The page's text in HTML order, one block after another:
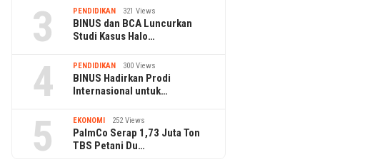
3 PENDIDIKAN 321 Views
BINUS dan BCA Luncurkan
Studi Kasus Halo…
4 PENDIDIKAN 300 Views
BINUS Hadirkan Prodi
Internasional untuk…
5 EKONOMI 252 Views
PalmCo Serap 1,73 Juta Ton
TBS Petani Du…